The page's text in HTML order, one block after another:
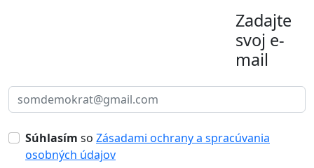
Zadajte
svoj e-
mail
Súhlasím so Zásadami ochrany a spracúvania
osobných údajov